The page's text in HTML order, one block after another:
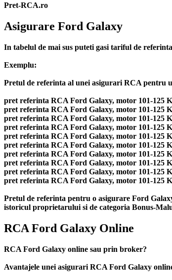
Pret-RCA.ro
Asigurare Ford Galaxy
In tabelul de mai sus puteti gasi tariful de
Exemplu:
Pretul de referinta al unei asigurari RCA pentru
pret referinta RCA Ford Galaxy, motor 101-125
pret referinta RCA Ford Galaxy, motor 101-125
pret referinta RCA Ford Galaxy, motor 101-125
pret referinta RCA Ford Galaxy, motor 101-125
pret referinta RCA Ford Galaxy, motor 101-125
pret referinta RCA Ford Galaxy, motor 101-125
pret referinta RCA Ford Galaxy, motor 101-125
pret referinta RCA Ford Galaxy, motor 101-125
pret referinta RCA Ford Galaxy, motor 101-125
pret referinta RCA Ford Galaxy, motor 101-125
Pretul de referinta pentru o asigurare Ford
istoricul proprietarului si de categoria Bonus-
RCA Ford Galaxy Online
RCA Ford Galaxy online sau prin broker?
Avantajele unei asigurari RCA Ford Galaxy